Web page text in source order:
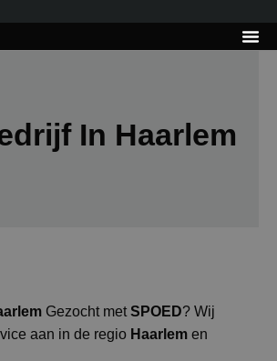
In Haarlem
Gezocht metSPOED? Wij
aan in de regio Haarlem en